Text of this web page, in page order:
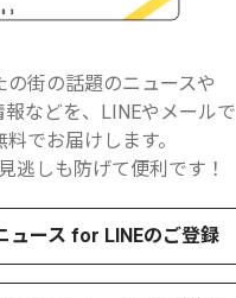
の街の話題のニュースや
報などを、LINEやメールで
料でお届けします。
逃しも防げて便利です！
ュース for LINEのご登録